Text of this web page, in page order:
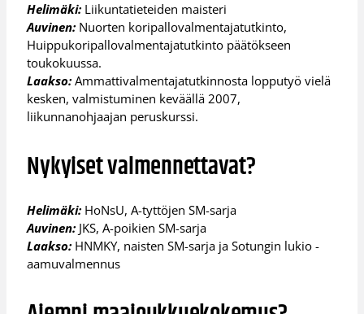
Helimäki: Liikuntatieteiden maisteri
Auvinen: Nuorten koripallovalmentajatutkinto,
Huippukoripallovalmentajatutkinto päätökseen
toukokuussa.
Laakso: Ammattivalmentajatutkinnosta lopputyö vielä
kesken, valmistuminen keväällä 2007,
liikunnanohjaajan peruskurssi.
Nykyiset valmennettavat?
Helimäki: HoNsU, A-tyttöjen SM-sarja
Auvinen: JKS, A-poikien SM-sarja
Laakso: HNMKY, naisten SM-sarja ja Sotungin lukio -
aamuvalmennus